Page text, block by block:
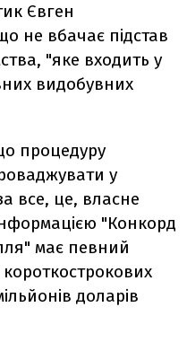
Євген
не вбачає підстав
"яке входить у
видобувних
процедуру
у
все, це, власне
"Конкорд
має певний
доларів